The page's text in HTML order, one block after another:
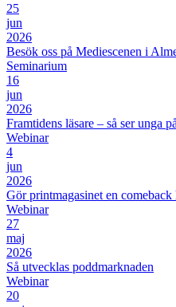
25
jun
2026
Besök oss på Mediescenen i
Seminarium
16
jun
2026
Framtidens läsare – så ser unga
Webinar
4
jun
2026
Gör printmagasinet en
Webinar
27
maj
2026
Så utvecklas poddmarknaden
Webinar
20